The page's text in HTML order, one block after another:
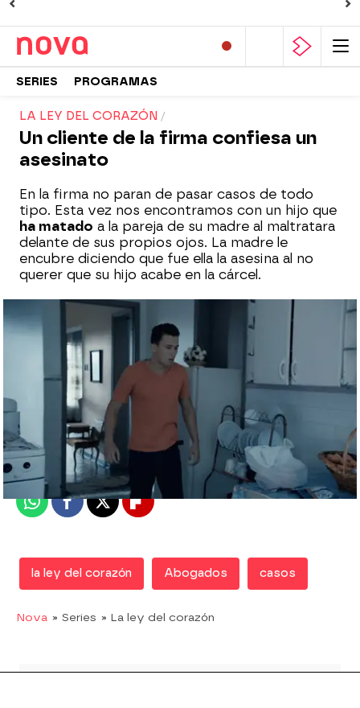
SERIES PROGRAMAS
LA LEY DEL CORAZÓN
Un cliente de la firma confiesa un
asesinato
En la firma no paran de pasar casos de todo
tipo. Esta vez nos encontramos con un hijo que
ha matado a la pareja de su madre al maltratara
delante de sus propios ojos. La madre le
encubre diciendo que fue ella la asesina al no
querer que su hijo acabe en la cárcel.
Madrid
Publicado:22 de agosto de 2017, 21:10
WhatsappFacebook
X Flipboard
la ley del corazón Abogados casos
Nova » Series » La ley del corazón